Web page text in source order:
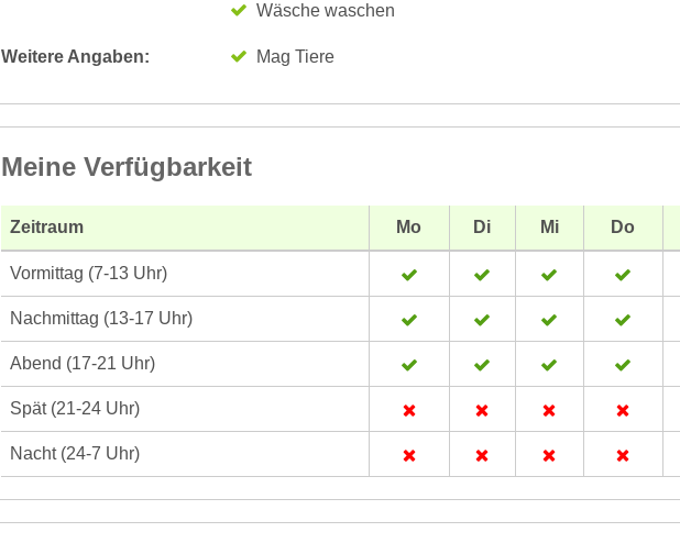
Wäsche waschen
Weitere Angaben: Mag Tiere
Meine Verfügbarkeit
Zeitraum Mo Di Mi Do
Vormittag (7-13 Uhr)
Nachmittag (13-17 Uhr)
Abend (17-21 Uhr)
Spät (21-24 Uhr)
Nacht (24-7 Uhr)